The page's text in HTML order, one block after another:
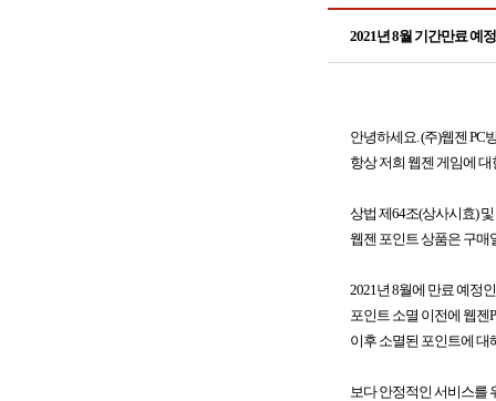
2021년 8월 기간만료 예
안녕하세요. (주)웹젠 PC
항상 저희 웹젠 게임에
상법 제64조(상사시효)
웹젠 포인트 상품은 구매
2021년 8월에 만료 예정
포인트 소멸 이전에 웹젠
이후 소멸된 포인트에 대
보다 안정적인 서비스를